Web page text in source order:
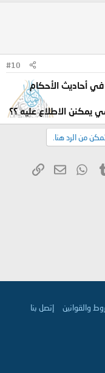
#10
أحاديث الأحكام
يمكنن الاطلاع عليه ؟؟
من الرد هنا.
Tumblr
WhatsApp
البريد
والقوانين إتصل بنا